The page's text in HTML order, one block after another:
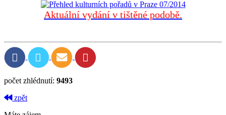
Aktuální vydání v tištěné podobě.
počet zhlédnutí: 9493
zpět